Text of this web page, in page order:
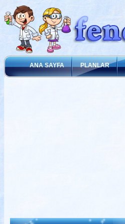
ANA SAYFA PLANLAR